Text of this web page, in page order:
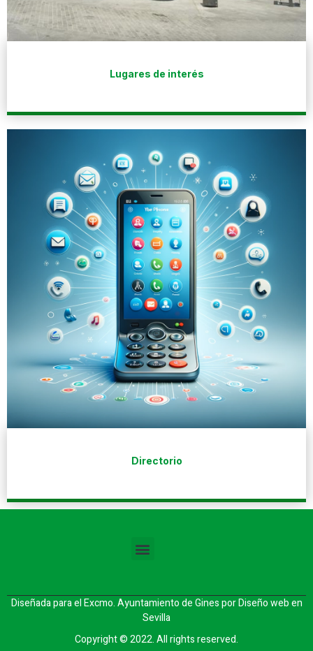
Lugares de interés
Directorio
Diseñada para el Excmo. Ayuntamiento de Gines porDiseño web en
Sevilla
Copyright © 2022. All rights reserved.